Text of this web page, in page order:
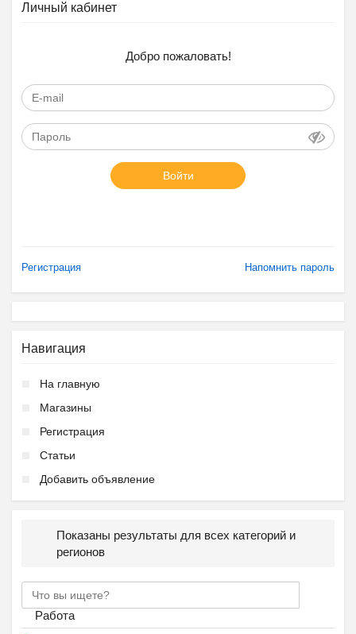
Личный кабинет
Добро пожаловать!
Войти
Регистрация Напомнить пароль
Навигация
На главную
Магазины
Регистрация
Статьи
Добавить объявление
Показаны результаты для всех категорий и
регионов
Работа